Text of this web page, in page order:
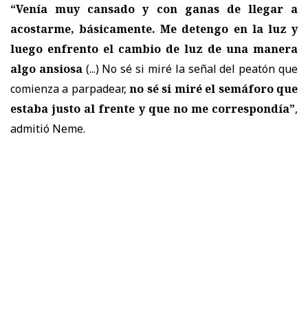
“Venía muy cansado y con ganas de llegar a
acostarme, básicamente. Me detengo en la luz y
luego enfrento el cambio de luz de una manera
algo ansiosa(...) No sé si miré la señal del peatón que
comienza a parpadear,no sé si miré el semáforo que
estaba justo al frente y que no me correspondía”,
admitió Neme.